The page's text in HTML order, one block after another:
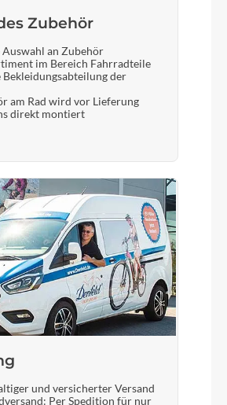
Zubehör
Auswahl an Zubehör
im Bereich Fahrradteile
der
am Rad wird vor Lieferung
direkt montiert
und versicherter Versand
Per Spedition für nur